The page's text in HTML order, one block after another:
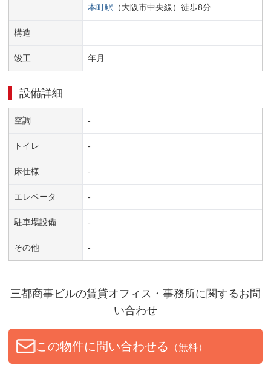
本町駅 （大阪市中央線） 徒歩8分
構造
竣工 年月
設備詳細
空調 -
トイレ -
床仕様 -
エレベータ -
駐車場設備 -
その他 -
三都商事ビルの賃貸オフィス・事務所に関するお問
い合わせ
この物件に問い合わせる （無料）